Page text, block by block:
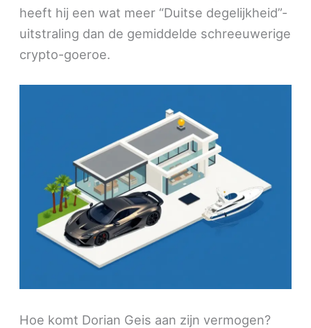
heeft hij een wat meer “Duitse degelijkheid”-
uitstraling dan de gemiddelde schreeuwerige
crypto-goeroe.
Hoe komt Dorian Geis aan zijn vermogen?